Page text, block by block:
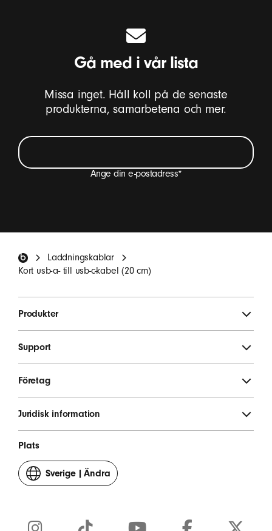
Gå med i vår lista
Missa inget. Håll koll på de senaste
produkterna, samarbetena och mer.
Ange din e-postadress*
enkätinbjudningar.*
REGISTRERA DIG
Laddningskablar
Kort usb-a- till usb-c-kabel (20 cm)
Produkter
Support
Företag
Juridisk information
Plats
Sverige | Ändra
ditt
område